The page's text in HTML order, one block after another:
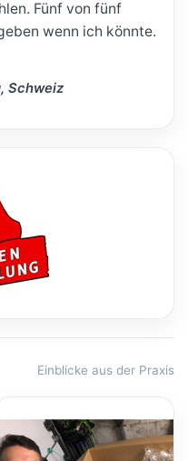
Fünf von fünf
wenn ich könnte.
Schweiz
Einblicke aus der Praxis